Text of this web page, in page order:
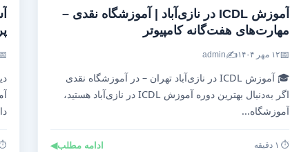
آموزش ICDL در نازی‌آباد | آموزشگاه نقدی –
مهارت‌های هفت‌گانه کامپیوتر
📅۱۲ مهر ۱۴۰۴ ✍️
admin
🎓 آموزش ICDL در نازی‌آباد تهران – در آموزشگاه نقدی
اگر به‌دنبال بهترین دوره آموزش ICDL در نازی‌آباد هستید،
آموزشگاه...
⏱️ ۱ دقیقه ادامه مطلب◀ ⏱️ ۱